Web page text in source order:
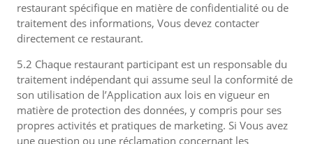
restaurant spécifique en matière de confidentialité ou de
traitement des informations, Vous devez contacter
directement ce restaurant.
5.2 Chaque restaurant participant est un responsable du
traitement indépendant qui assume seul la conformité de
son utilisation de l’Application aux lois en vigueur en
matière de protection des données, y compris pour ses
propres activités et pratiques de marketing. Si Vous avez
une question ou une réclamation concernant les